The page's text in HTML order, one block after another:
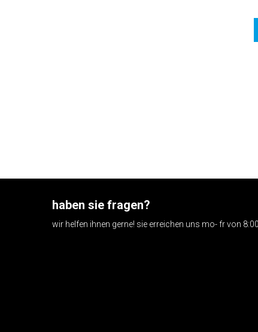
haben sie fragen?
wir helfen ihnen gerne! sie erreichen uns mo- fr von